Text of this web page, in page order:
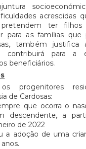
acrescidas
ter
para as famílias que
também justifica
contribuirá para a
beneficiários.
progenitores
de Cardosas:
que ocorra o
descendente, a
de 2022
a adoção de uma
anos.